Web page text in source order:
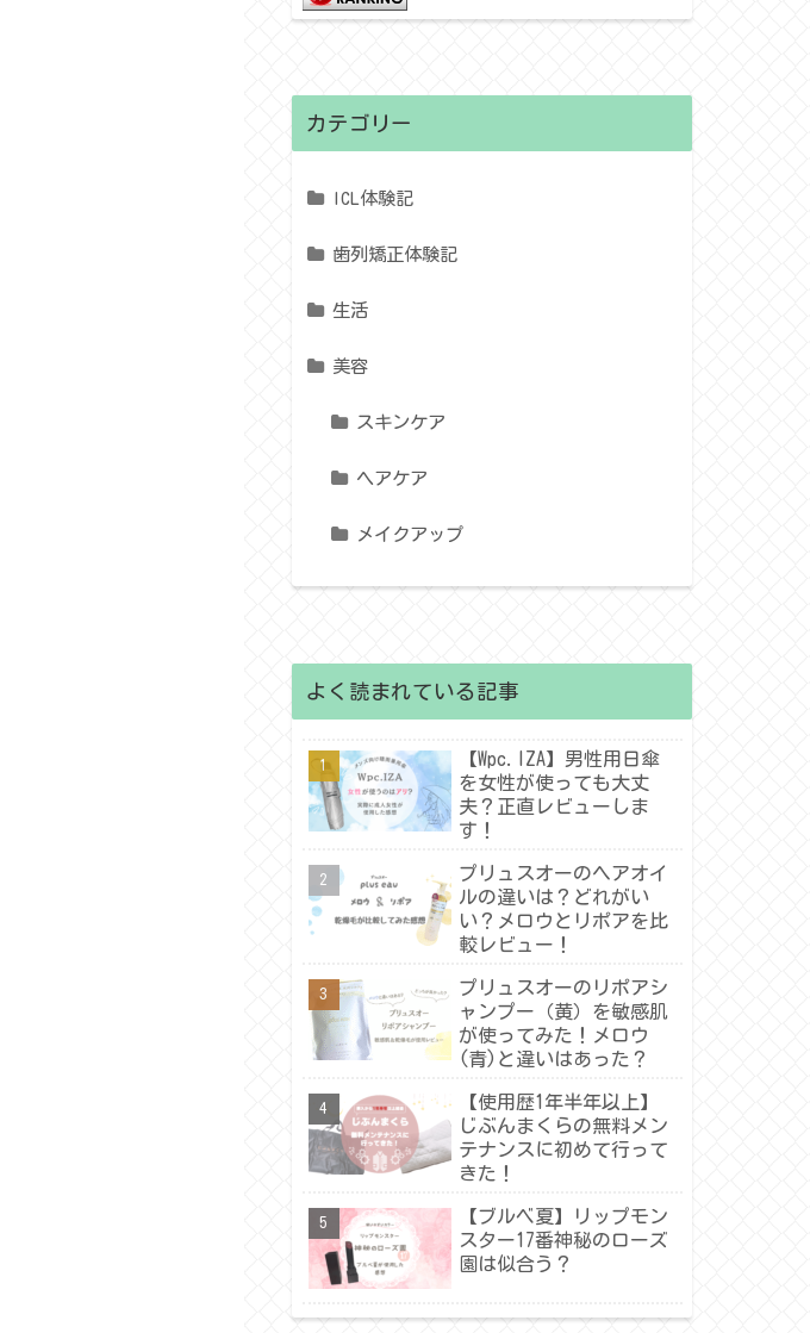
カテゴリー
ICL体験記
歯列矯正体験記
生活
美容
スキンケア
ヘアケア
メイクアップ
よく読まれている記事
【Wpc.IZA】男性用日傘
を女性が使っても大丈
夫？正直レビューしま
す！
プリュスオーのヘアオイ
ルの違いは？どれがい
い？メロウとリポアを比
較レビュー！
プリュスオーのリポアシ
ャンプー（黄）を敏感肌
が使ってみた！メロウ
(青)と違いはあった？
【使用歴1年半年以上】
じぶんまくらの無料メン
テナンスに初めて行って
きた！
【ブルベ夏】リップモン
スター17番神秘のローズ
園は似合う？